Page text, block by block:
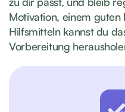
Motivation, einem
Hilfsmitteln kannst du
Vorbereitung